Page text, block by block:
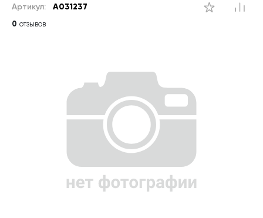
Артикул: A031237